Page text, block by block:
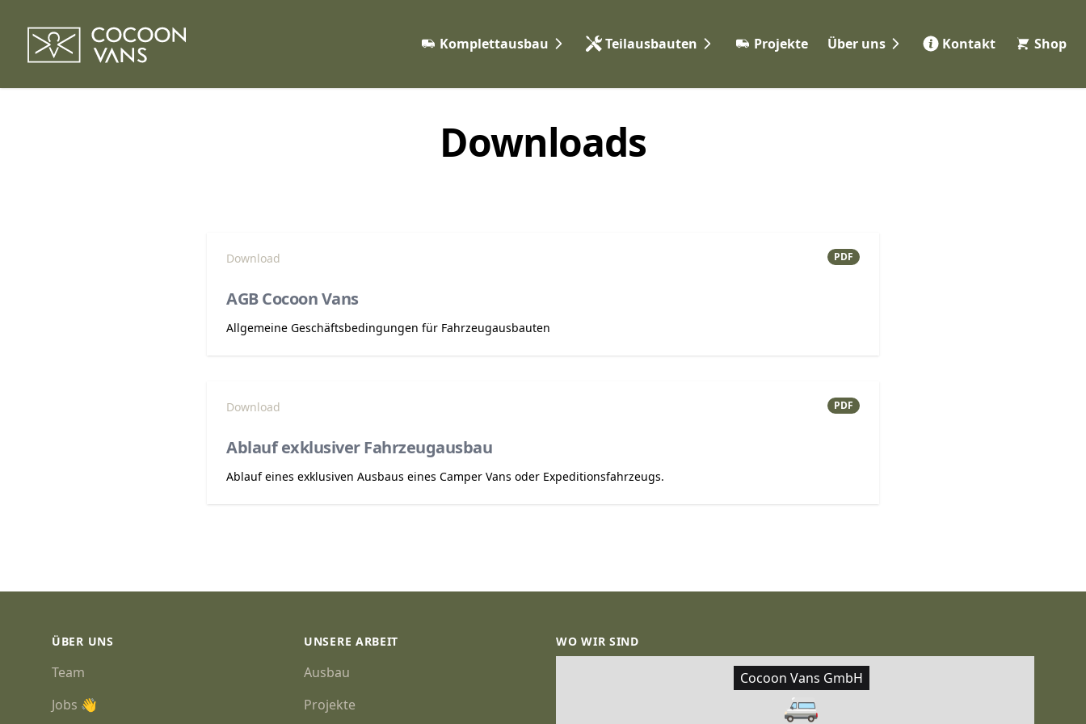
Komplettausbau
Vorgehen
Teilausbauten
Möbelbau & Isolierung
Wasser & Sanitär
Projekte Über uns Kontakt Shop
Downloads
Download PDF
AGB Cocoon Vans
Allgemeine Geschäftsbedingungen für Fahrzeugausbauten
Download PDF
Ablauf exklusiver Fahrzeugausbau
Ablauf eines exklusiven Ausbaus eines Camper Vans oder Expeditionsfahrzeugs.
ÜBER UNS
Team
Jobs 👋
UNSERE ARBEIT
Ausbau
Projekte
WO WIR SIND
🚐
Cocoon Vans GmbH